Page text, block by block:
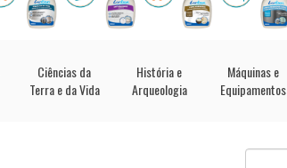
Ciências da
Terra e da Vida
História e
Arqueologia
Máquinas e
Equipamentos